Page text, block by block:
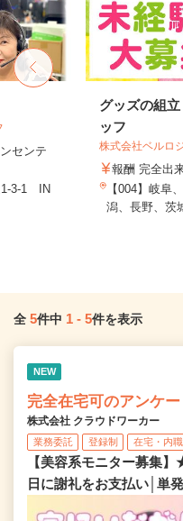
センテ
1-3-1 IN
グッズの組
ッフ
株式会社ベルロ
報酬 完全出
【004】岐阜
潟、長野、茨
全 5件中 1 - 5件を表示
NEW
完全在宅可のアンケ
株式会社 クラウドワーカー
業務委託 登録制 在宅・内職
【美容系モニター募集
日に謝礼をお支払い│単